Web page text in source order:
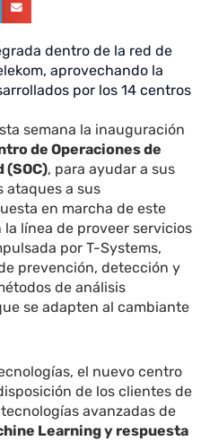
dentro de la red de
aprovechando la
por los 14 centros
semana la inauguración
de Operaciones de
, para ayudar a sus
ataques a sus
en marcha de este
línea de proveer servicios
por T-Systems,
prevención, detección y
de análisis
se adapten al cambiante
el nuevo centro
de los clientes de
avanzadas de
Learning y respuesta